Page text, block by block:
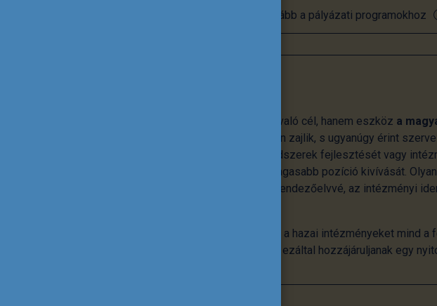
Tovább a pályázati programokhoz
A nemzetköziesítés nem önmagáért való cél, hanem eszköz a
nemzetköziesítés az intézményekben zajlik, s ugyanúgy érint
tananyagok, innovatív pedagógiai módszerek fejlesztését vagy
különböző rangsorokon való minél magasabb pozíció kivívását.
intézmény életének, hanem egyfajta rendezőelvvé, az intézményi
A Tempus Közalapítvány abban segíti a hazai intézményeket
szintre emeljék a nemzetköziesítést, ezáltal hozzájáruljanak egy